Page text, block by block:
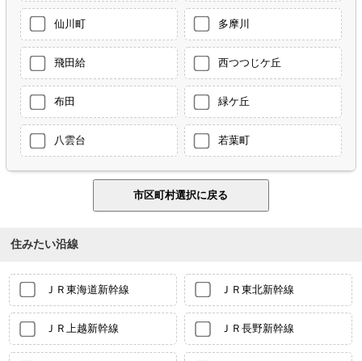
仙川町 多摩川
飛田給 西つつじケ丘
布田 緑ケ丘
八雲台 若葉町
住みたい沿線
ＪＲ東海道新幹線 ＪＲ東北新幹線
ＪＲ上越新幹線 ＪＲ長野新幹線